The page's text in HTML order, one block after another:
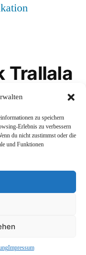
zu speichern
Erlebnis zu verbessern
du nicht zustimmst oder die
und Funktionen
Impressum
Trallala
von WordPress.